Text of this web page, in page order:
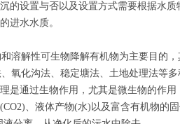
的设置与否以及设置方式需要根据水
进水水质。
解性可生物降解有机物为主要目的，
氧化沟法、稳定塘法、土地处理法等
是通过生物作用，尤其是微生物的作用
、液体产物(水)以及富含有机物的